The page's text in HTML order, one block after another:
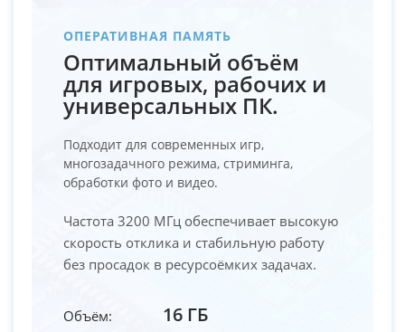
ОПЕРАТИВНАЯ ПАМЯТЬ
Оптимальный объём
для игровых, рабочих и
универсальных ПК.
Подходит для современных игр,
многозадачного режима, стриминга,
обработки фото и видео.
Частота 3200 МГц обеспечивает высокую
скорость отклика и стабильную работу
без просадок в ресурсоёмких задачах.
Объём: 16 ГБ